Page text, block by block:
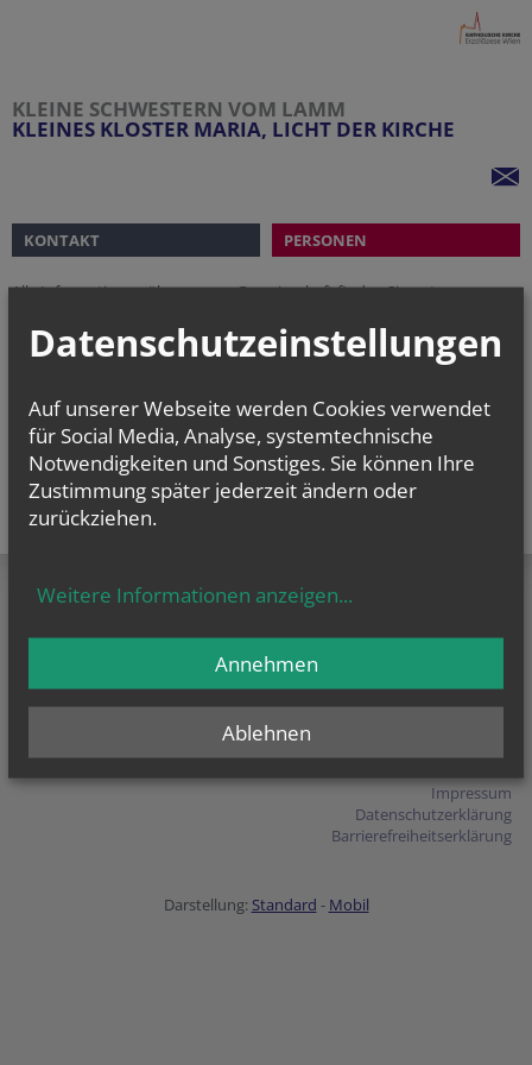
KLEINE SCHWESTERN VOM LAMM
KLEINES KLOSTER MARIA, LICHT DER KIRCHE
KONTAKT PERSONEN
Alle Informationen über unsere Gemeinschaft finden Sie unter:
l-agneau/
http://www.communautedelagneau.org/de/kleines-kloster-
maria-licht-der-kirche/
Sie dürfen sich auch gerne telefonisch bei uns melden:
01 218 30 33.
Kleine Schwestern vom Lamm
Dammstraße 20
1200 Wien
Impressum
Datenschutzerklärung
Barrierefreiheitserklärung
Darstellung: Standard - Mobil
Datenschutzeinstellungen
Auf unserer Webseite werden Cookies verwendet
für Social Media, Analyse, systemtechnische
Notwendigkeiten und Sonstiges. Sie können Ihre
Zustimmung später jederzeit ändern oder
zurückziehen.
Weitere Informationen anzeigen...
Ablehnen
Annehmen